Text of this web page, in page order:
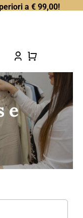
a € 99,00!
e